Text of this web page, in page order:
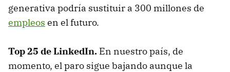
generativa podría sustituir a 300 millones de
empleos en el futuro.
Top 25 de LinkedIn. En nuestro país, de
momento, el paro sigue bajando aunque la